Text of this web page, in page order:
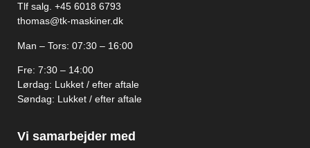
Tlf salg. +45 6018 6793
thomas@tk-maskiner.dk
Man – Tors: 07:30 – 16:00
Fre: 7:30 – 14:00
Lørdag: Lukket / efter aftale
Søndag: Lukket / efter aftale
Vi samarbejder med